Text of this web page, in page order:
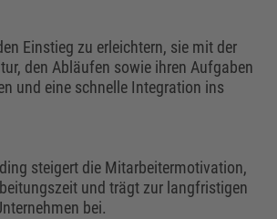
Einstieg zu erleichtern, sie mit der
den Abläufen sowie ihren Aufgaben
und eine schnelle Integration ins
steigert die Mitarbeitermotivation,
und trägt zur langfristigen
bei.